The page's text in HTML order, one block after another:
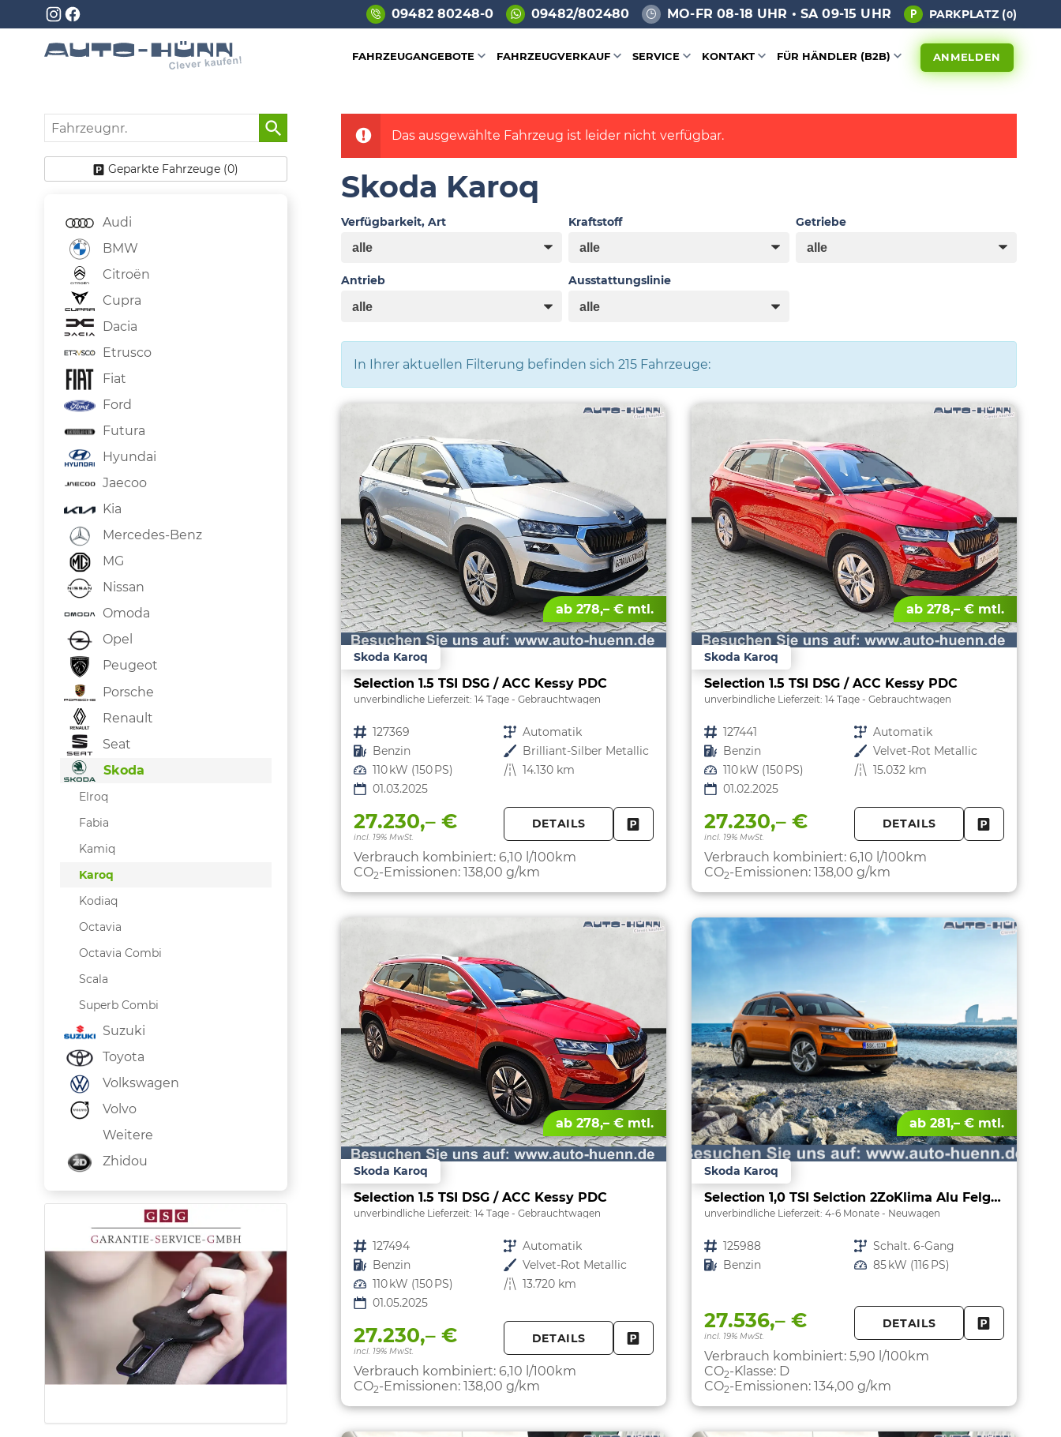
09482 80248-0 09482/802480 MO-FR 08-18 UHR • SA 09-15 UHR PARKPLATZ (0)
FAHRZEUGANGEBOTE FAHRZEUGVERKAUF SERVICE KONTAKT FÜR HÄNDLER (B2B) ANMELDEN
Das ausgewählte Fahrzeug ist leider nicht verfügbar.
Skoda Karoq
Verfügbarkeit, Art Kraftstoff Getriebe
Antrieb Ausstattungslinie
In Ihrer aktuellen Filterung befinden sich 215Fahrzeuge:
ab 278,– € mtl.
Skoda Karoq
Selection 1.5 TSI DSG / ACC Kessy PDC
unverbindliche Lieferzeit: 14 Tage Gebrauchtwagen
Fahrzeugnr. 127369 Getriebe Automatik
Kraftstoff Benzin Außenfarbe Brilliant-Silber Metallic
Leistung 110 kW (150 PS) Kilometerstand 14.130 km
01.03.2025
27.230,– €
incl. 19% MwSt.
DETAILS FAHRZEUG PARKEN
Verbrauch kombiniert: 6,10 l/100km
CO2-Emissionen: 138,00 g/km
ab 278,– € mtl.
Skoda Karoq
Selection 1.5 TSI DSG / ACC Kessy PDC
unverbindliche Lieferzeit: 14 Tage Gebrauchtwagen
Fahrzeugnr. 127441 Getriebe Automatik
Kraftstoff Benzin Außenfarbe Velvet-Rot Metallic
Leistung 110 kW (150 PS) Kilometerstand 15.032 km
01.02.2025
27.230,– €
incl. 19% MwSt.
DETAILS
Verbrauch kombiniert: 6,10 l/100km
CO2-Emissionen: 138,00 g/km
ab 278,– € mtl.
Skoda Karoq
Selection 1.5 TSI DSG / ACC Kessy PDC
unverbindliche Lieferzeit: 14 Tage Gebrauchtwagen
Fahrzeugnr. 127494 Getriebe Automatik
Kraftstoff Benzin Außenfarbe Velvet-Rot Metallic
Leistung 110 kW (150 PS) Kilometerstand 13.720 km
01.05.2025
27.230,– €
incl. 19% MwSt.
DETAILS FAHRZEUG PARKEN
Verbrauch kombiniert: 6,10 l/100km
CO2-Emissionen: 138,00 g/km
ab 281,– € mtl.
Skoda Karoq
Selection 1,0 TSI Selction 2ZoKlima Alu Felgen 5J Garantie Sitzheizung LED Scheinwerfer Tempomat
unverbindliche Lieferzeit: 4-6 Monate Neuwagen
Fahrzeugnr. 125988 Getriebe Schalt. 6-Gang
Kraftstoff Benzin Leistung 85 kW (116 PS)
27.536,– €
incl. 19% MwSt.
DETAILS
Verbrauch kombiniert: 5,90 l/100km
CO2-Klasse: D
CO2-Emissionen: 134,00 g/km
Fahrzeugnr.
Geparkte Fahrzeuge (0)
Audi
BMW
Citroën
Cupra
Dacia
Etrusco
Fiat
Ford
Futura
Hyundai
Jaecoo
Kia
Mercedes-Benz
MG
Nissan
Omoda
Opel
Peugeot
Porsche
Renault
Seat
Skoda
Elroq
Fabia
Kamiq
Karoq
Kodiaq
Octavia
Octavia Combi
Scala
Superb Combi
Suzuki
Toyota
Volkswagen
Volvo
Weitere
Zhidou